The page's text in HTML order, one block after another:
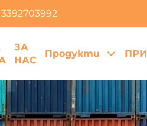
ЗА
НАС
Продукти